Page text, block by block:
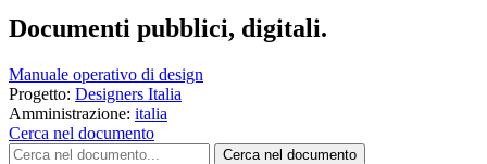
Documenti pubblici, digitali.
Manuale operativo di design
Progetto: Designers Italia
Amministrazione: italia
Cerca nel documento
Cerca nel documento